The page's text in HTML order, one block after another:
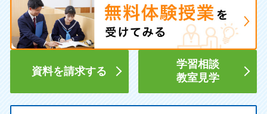
資料を請求する
学習相談
教室見学